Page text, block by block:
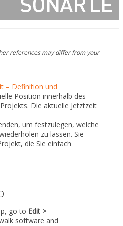
references may differ from your
– Definition und
Position innerhalb des
Die aktuelle Jetztzeit
um festzulegen, welche
zu lassen. Sie
die Sie einfach
go to Edit >
software and